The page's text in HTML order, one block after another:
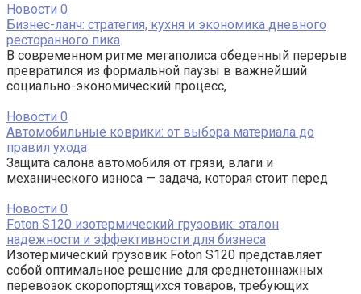
Новости 0
Бизнес-ланч: стратегия, кухня и экономика дневного
ресторанного пика
В современном ритме мегаполиса обеденный перерыв
превратился из формальной паузы в важнейший
социально-экономический процесс,
Новости 0
Автомобильные коврики: от выбора материала до
правил ухода
Защита салона автомобиля от грязи, влаги и
механического износа — задача, которая стоит перед
Новости 0
Foton S120 изотермический грузовик: эталон
надежности и эффективности для бизнеса
Изотермический грузовик Foton S120 представляет
собой оптимальное решение для среднетоннажных
перевозок скоропортящихся товаров, требующих